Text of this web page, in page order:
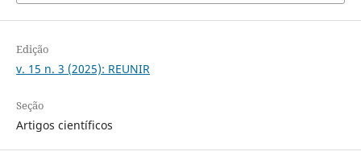
Edição
v. 15 n. 3 (2025): REUNIR
Seção
Artigos científicos